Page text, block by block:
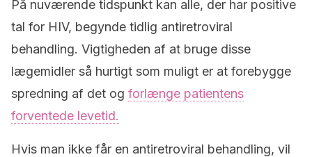
På nuværende tidspunkt kan alle, der har positive
tal for HIV, begynde tidlig antiretroviral
behandling. Vigtigheden af at bruge disse
lægemidler så hurtigt som muligt er at forebygge
spredning af det og forlænge patientens
forventede levetid.
Hvis man ikke får en antiretroviral behandling, vil